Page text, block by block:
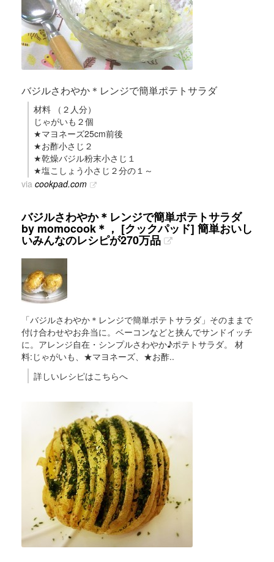
バジルさわやか＊レンジで簡単ポテトサラダ
材料 （２人分）
じゃがいも２個
★マヨネーズ25cm前後
★お酢小さじ２
★乾燥バジル粉末小さじ１
★塩こしょう小さじ２分の１～
via cookpad.com
バジルさわやか＊レンジで簡単ポテトサラダ
by momocook＊， [クックパッド] 簡単おいし
いみんなのレシピが270万品
「バジルさわやか＊レンジで簡単ポテトサラダ」そのままで
付け合わせやお弁当に。ベーコンなどと挟んでサンドイッチ
に。アレンジ自在・シンプルさわやか♪ポテトサラダ。 材
料:じゃがいも、★マヨネーズ、★お酢..
詳しいレシピはこちらへ